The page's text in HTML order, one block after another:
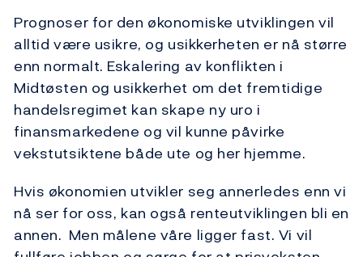
Prognoser for den økonomiske utviklingen vil
alltid være usikre, og usikkerheten er nå større
enn normalt. Eskalering av konflikten i
Midtøsten og usikkerhet om det fremtidige
handelsregimet kan skape ny uro i
finansmarkedene og vil kunne påvirke
vekstutsiktene både ute og her hjemme.
Hvis økonomien utvikler seg annerledes enn vi
nå ser for oss, kan også renteutviklingen bli en
annen. Men målene våre ligger fast. Vi vil